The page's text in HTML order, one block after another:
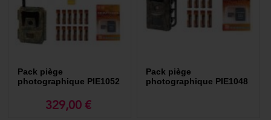
Pack piège
photographique PIE1052
329,00 €
Pack piège
photographique PIE1048